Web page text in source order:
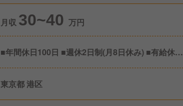
月収 30~40 万円
■年間休日100日 ■週休2日制(月8日休み) ■有給休暇
ずつ取得OK) ■産休・育休あり(男性の育児休業取得
者20名以上の実績あり)
東京都 港区